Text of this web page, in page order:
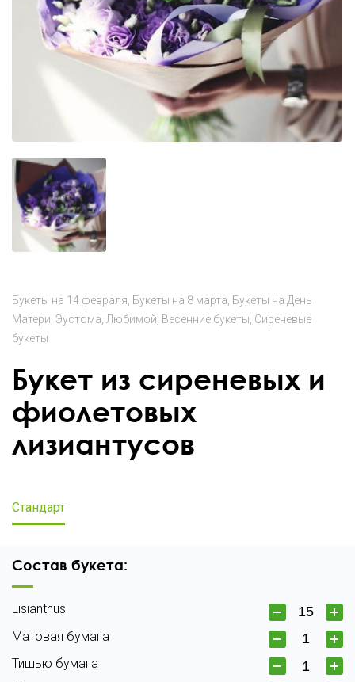
Букеты на 14 февраля Букеты на 8 марта Букеты на День
Матери Эустома Любимой Весенние букеты Сиреневые
букеты
Букет из сиреневых и
фиолетовых
лизиантусов
Стандарт
Состав букета:
Lisianthus
Матовая бумага
Тишью бумага